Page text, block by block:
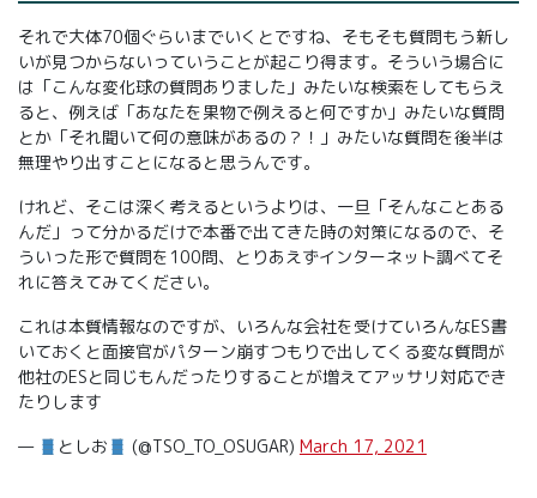
それで大体70個ぐらいまでいくとですね、そもそも質問もう新し
いが見つからないっていうことが起こり得ます。そういう場合に
は「こんな変化球の質問ありました」みたいな検索をしてもらえ
ると、例えば「あなたを果物で例えると何ですか」みたいな質問
とか「それ聞いて何の意味があるの？！」みたいな質問を後半は
無理やり出すことになると思うんです。
けれど、そこは深く考えるというよりは、一旦「そんなことある
んだ」って分かるだけで本番で出てきた時の対策になるので、そ
ういった形で質問を100問、とりあえずインターネット調べてそ
れに答えてみてください。
これは本質情報なのですが、いろんな会社を受けていろんなES書
いておくと面接官がパターン崩すつもりで出してくる変な質問が
他社のESと同じもんだったりすることが増えてアッサリ対応でき
たりします
—
としお (@TSO_TO_OSUGAR) March 17, 2021